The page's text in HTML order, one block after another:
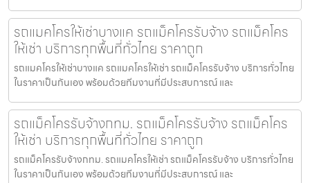
รถแมคโครให้เช่าบางแค รถแม็คโครรับจ้าง รถแม็คโคร
ให้เช่า บริการทุกพื้นที่ทั่วไทย ราคาถูก
รถแมคโครให้เช่าบางแค รถแมคโครให้เช่า รถแม็คโครรับจ้าง บริการทั่วไทย
ในราคาเป็นกันเอง พร้อมด้วยทีมงานที่มีประสบการณ์ และ
รถแม็คโครรับจ้างกทม. รถแม็คโครรับจ้าง รถแม็คโคร
ให้เช่า บริการทุกพื้นที่ทั่วไทย ราคาถูก
รถแม็คโครรับจ้างกทม. รถแมคโครให้เช่า รถแม็คโครรับจ้าง บริการทั่วไทย
ในราคาเป็นกันเอง พร้อมด้วยทีมงานที่มีประสบการณ์ และ